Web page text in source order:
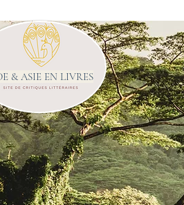
& ASIE EN LIVRES